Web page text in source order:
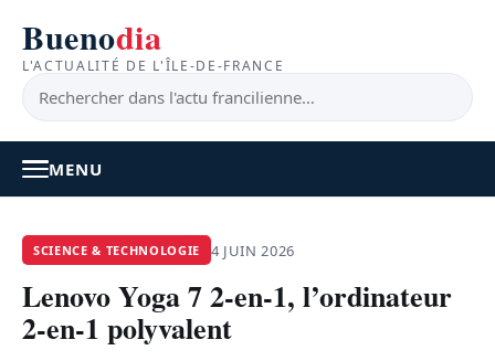
Buenodia
L'ACTUALITÉ DE L'ÎLE-DE-FRANCE
MENU
ACTUALITÉ
BONS PLANS
SCIENCE & TECHNOLOGIE 4 JUIN 2026
Lenovo Yoga 7 2-en-1, l’ordinateur
2-en-1 polyvalent